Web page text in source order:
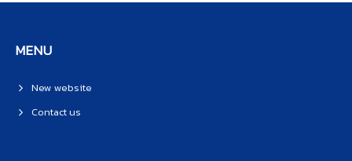
MENU
New website
Contact us